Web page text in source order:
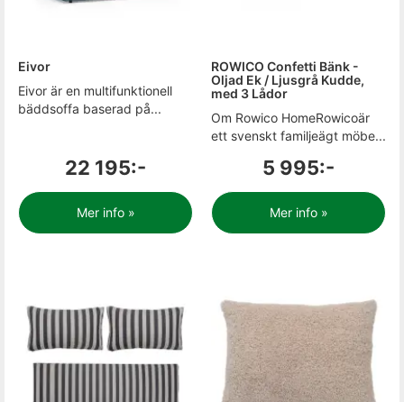
Eivor
Eivor är en multifunktionell
bäddsoffa baserad på...
22 195:-
Mer info »
ROWICO Confetti Bänk -
Oljad Ek / Ljusgrå Kudde,
med 3 Lådor
Om Rowico HomeRowicoär
ett svenskt familjeägt möbe...
5 995:-
Mer info »